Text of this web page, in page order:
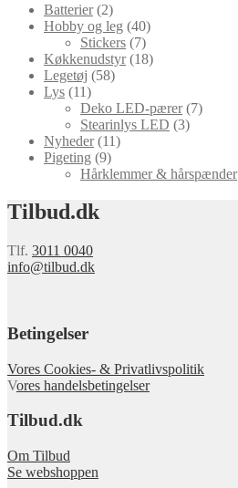
Batterier (2)
Hobby og leg (40)
Stickers (7)
Køkkenudstyr (18)
Legetøj (58)
Lys (11)
Deko LED-pærer (7)
Stearinlys LED (3)
Nyheder (11)
Pigeting (9)
Hårklemmer & hårspænder
Tilbud.dk
Tlf. 3011 0040
info@tilbud.dk
Betingelser
Vores Cookies- & Privatlivspolitik
Vores handelsbetingelser
Tilbud.dk
Om Tilbud
Se webshoppen